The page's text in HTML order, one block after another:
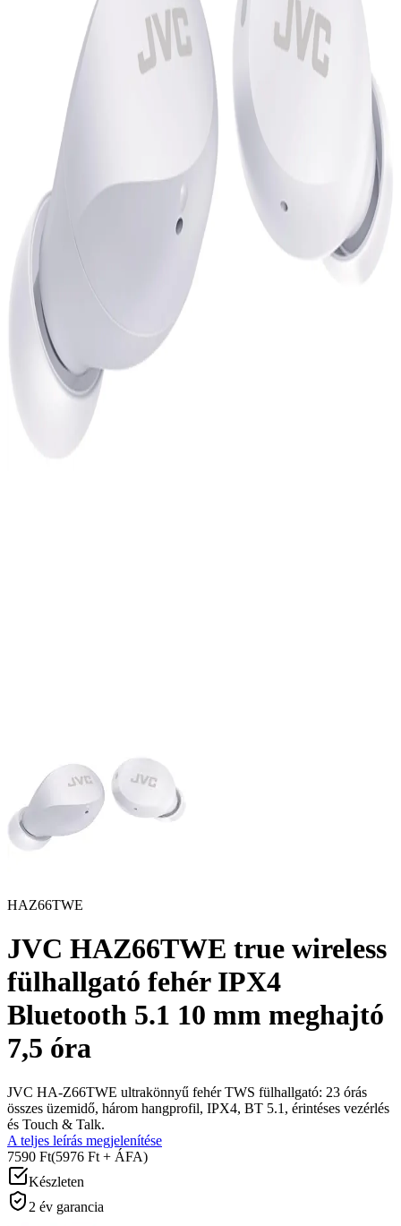
HAZ66TWE
JVC HAZ66TWE true wireless
fülhallgató fehér IPX4
Bluetooth 5.1 10 mm meghajtó
7,5 óra
JVC HA-Z66TWE ultrakönnyű fehér TWS fülhallgató: 23 órás
összes üzemidő, három hangprofil, IPX4, BT 5.1, érintéses vezérlés
és Touch & Talk.
A teljes leírás megjelenítése
7590 Ft(5976 Ft + ÁFA)
Készleten
2 év garancia